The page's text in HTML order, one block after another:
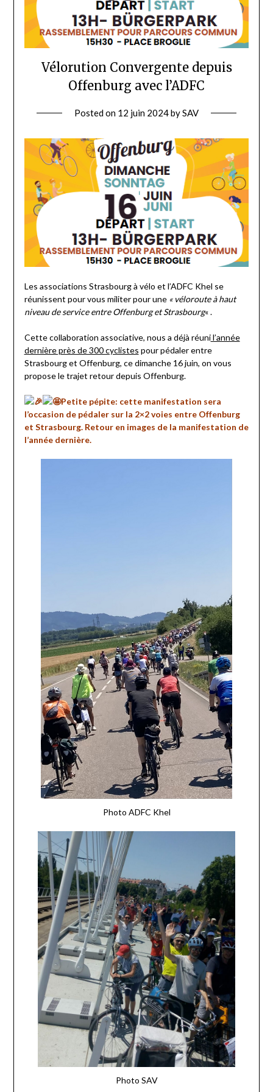
Vélorution Convergente depuis
Offenburg avec l’ADFC
Posted on 12 juin 2024bySAV
Les associations Strasbourg à vélo et l’ADFC Khel se
réunissent pour vous militer pour une « véloroute à haut
niveau de service entre Offenburg et Strasbourg« .
Cette collaboration associative, nous a déjà réunil’année
dernière près de 300 cyclistes pour pédaler entre
Strasbourg et Offenburg, ce dimanche 16 juin, on vous
propose le trajet retour depuis Offenburg.
Petite pépite: cette manifestation sera
l’occasion de pédaler sur la 2×2 voies entre Offenburg
et Strasbourg. Retour en images de la manifestation de
l’année dernière.
Photo ADFC Khel
Photo SAV